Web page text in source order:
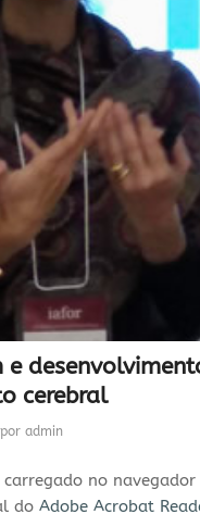
cerebral
por admin
carregado no
do Adobe Acrobat